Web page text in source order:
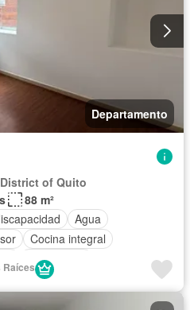
Departamento
of Quito
88 m²
Agua
Cocina integral
Gas natural
Raíces